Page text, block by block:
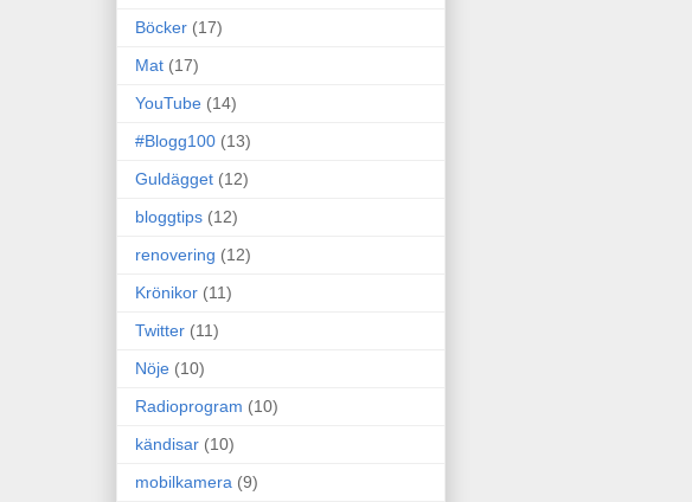
Böcker (17)
Mat (17)
YouTube (14)
#Blogg100 (13)
Guldägget (12)
bloggtips (12)
renovering (12)
Krönikor (11)
Twitter (11)
Nöje (10)
Radioprogram (10)
kändisar (10)
mobilkamera (9)